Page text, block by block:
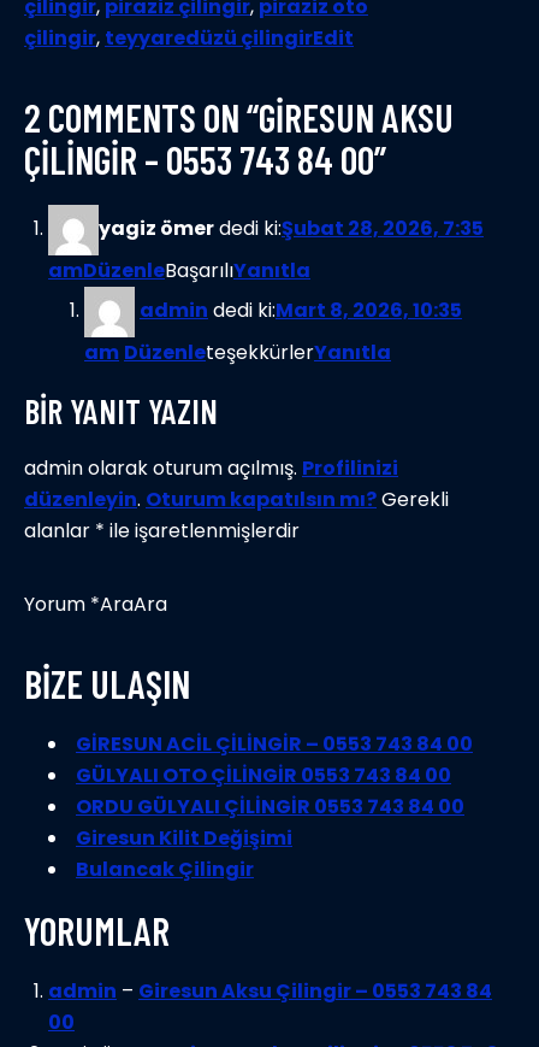
çilingir, piraziz çilingir, piraziz oto
çilingir, teyyaredüzü çilingirEdit
2 COMMENTS ON “GİRESUN AKSU
ÇİLİNGİR – 0553 743 84 00”
yagiz ömerdedi ki:Şubat 28, 2026, 7:35
amDüzenleBaşarılıYanıtla
admin dedi ki:Mart 8, 2026, 10:35
am DüzenleteşekkürlerYanıtla
BİR YANIT YAZIN
admin olarak oturum açılmış. Profilinizi
düzenleyin. Oturum kapatılsın mı?Gerekli
alanlar * ile işaretlenmişlerdir
Yorum *AraAra
BİZE ULAŞIN
GİRESUN ACİL ÇİLİNGİR – 0553 743 84 00
GÜLYALI OTO ÇİLİNGİR 0553 743 84 00
ORDU GÜLYALI ÇİLİNGİR 0553 743 84 00
Giresun Kilit Değişimi
Bulancak Çilingir
YORUMLAR
admin – Giresun Aksu Çilingir – 0553 743 84
00